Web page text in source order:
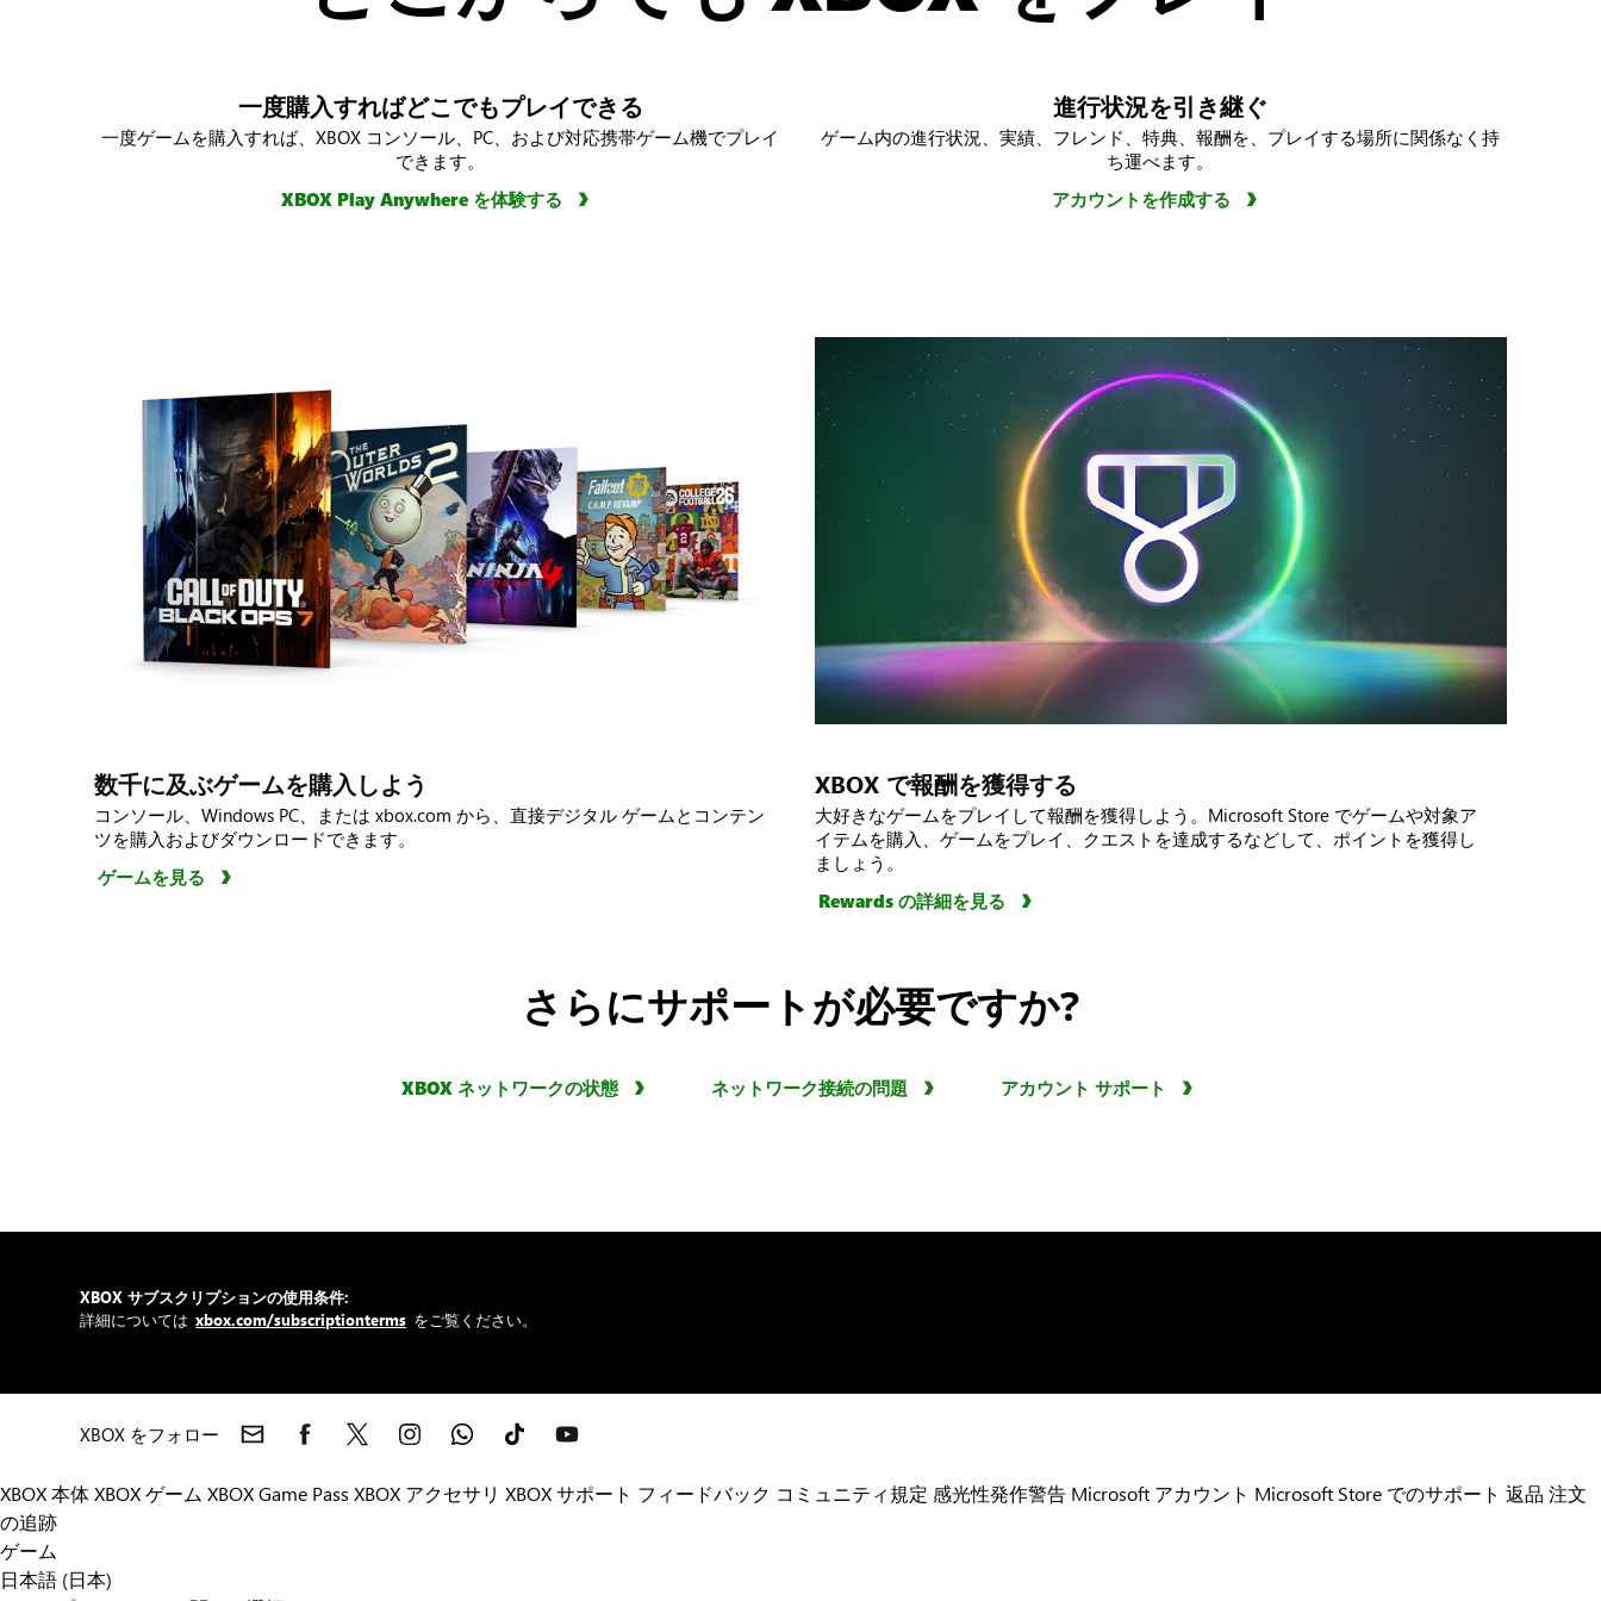
一度購入すればどこでもプレイできる
一度ゲームを購入すれば、XBOX コンソール、PC、および対応携帯ゲーム機でプレイ
できます。
XBOX Play Anywhere を体験する
進行状況を引き継ぐ
ゲーム内の進行状況、実績、フレンド、特典、報酬を、プレイする場所に関係なく持
ち運べます。
アカウントを作成する
数千に及ぶゲームを購入しよう
コンソール、Windows PC、または xbox.com から、直接デジタル ゲームとコンテン
ツを購入およびダウンロードできます。
ゲームを見る
XBOX で報酬を獲得する
大好きなゲームをプレイして報酬を獲得しよう。Microsoft Store でゲームや対象ア
イテムを購入、ゲームをプレイ、クエストを達成するなどして、ポイントを獲得し
ましょう。
Rewards の詳細を見る
さらにサポートが必要ですか?
XBOX ネットワークの状態 ネットワーク接続の問題 アカウント サポート
XBOX サブスクリプションの使用条件:
詳細については xbox.com/subscriptionterms をご覧ください。
XBOX をフォロー
XBOX 本体XBOX ゲーム XBOX Game Pass XBOX アクセサリ XBOX サポート フィードバック コミュニティ規定 感光性発作警告 Microsoft アカウント Microsoft Store でのサポート 返品 注文
の追跡
ゲーム
日本語 (日本)